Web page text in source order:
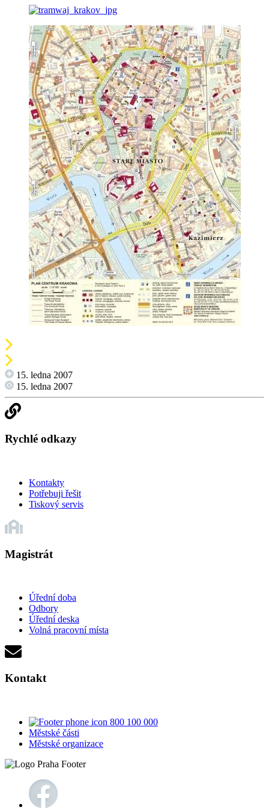
15. ledna 2007
15. ledna 2007
Rychlé odkazy
Kontakty
Potřebuji řešit
Tiskový servis
Magistrát
Úřední doba
Odbory
Úřední deska
Volná pracovní místa
Kontakt
800 100 000
Městské části
Městské organizace